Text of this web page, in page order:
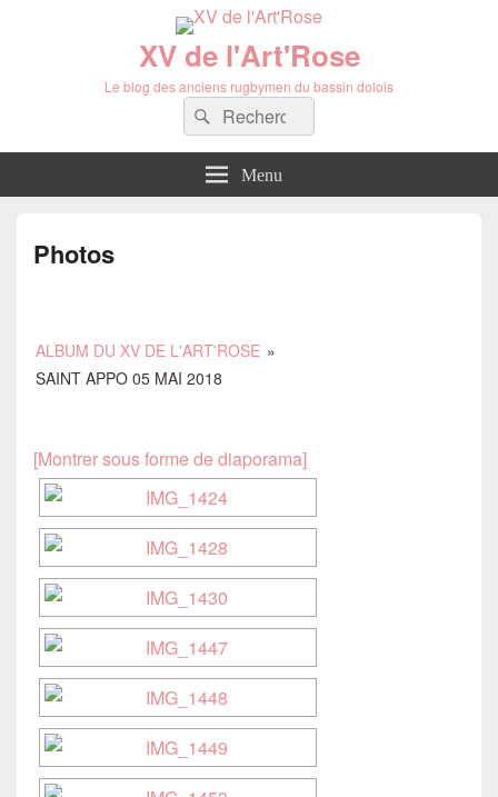
XV de l'Art'Rose
Le blog des anciens rugbymen du bassin dolois
Recherche :
Rechercher
Menu
Photos
ALBUM DU XV DE L'ART'ROSE »
SAINT APPO 05 MAI 2018
[Montrer sous forme de diaporama]